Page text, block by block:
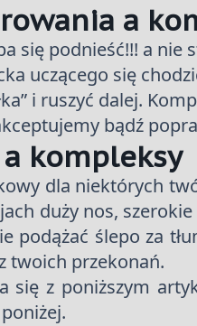
a
się podnieść!!! a nie
uczącego się
i ruszyć dalej.
bądź
kompleksy
dla niektórych
duży nos,
podążać ślepo za
twoich przekonań.
się z poniższym